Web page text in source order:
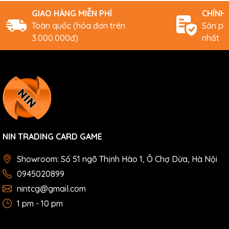
GIAO HÀNG MIỄN PHÍ
Toàn quốc (hóa đơn trên
3.000.000đ)
CHÍNH
Sản
nhất
NIN TRADING CARD GAME
Showroom: Số 51 ngõ Thịnh Hào 1, Ô Chợ Dừa, Hà Nội
0945020899
nintcg@gmail.com
1 pm - 10 pm